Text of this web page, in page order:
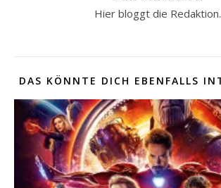
Hier bloggt die Redaktion.
DAS KÖNNTE DICH EBENFALLS